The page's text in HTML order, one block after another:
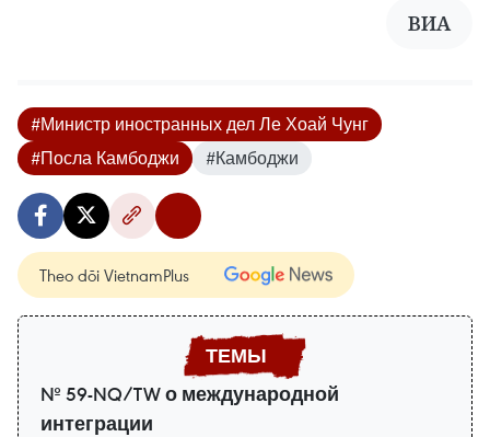
ВИА
#Министр иностранных дел Ле Хоай Чунг
#Посла Камбоджи
#Камбоджи
Theo dõi VietnamPlus
№ 59-NQ/TW о международной
интеграции